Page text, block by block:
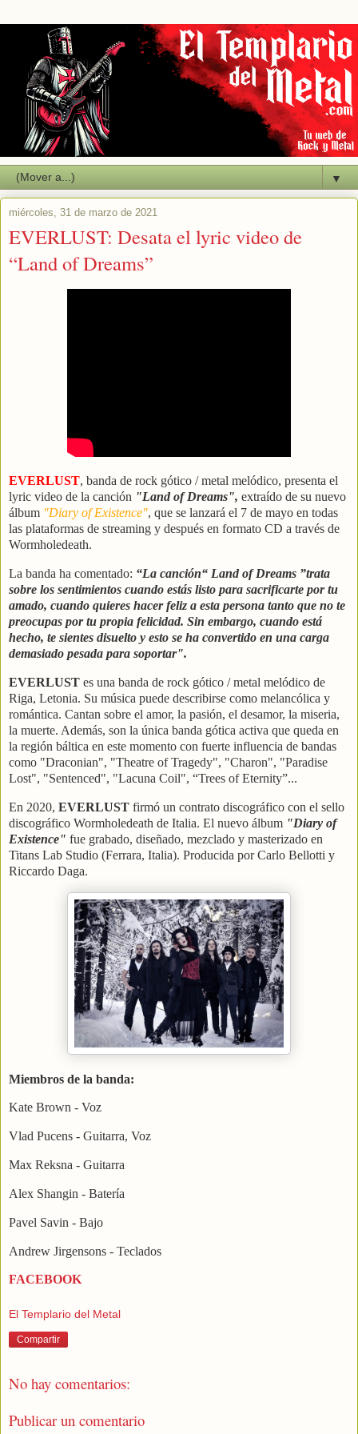
▼
miércoles, 31 de marzo de 2021
EVERLUST: Desata el lyric video de
“Land of Dreams”
EVERLUST, banda de rock gótico / metal melódico, presenta el
lyric video de la canción "Land of Dreams", extraído de su nuevo
álbum "Diary of Existence", que se lanzará el 7 de mayo en todas
las plataformas de streaming y después en formato CD a través de
Wormholedeath.
La banda ha comentado: “La canción“ Land of Dreams ”trata
sobre los sentimientos cuando estás listo para sacrificarte por tu
amado, cuando quieres hacer feliz a esta persona tanto que no te
preocupas por tu propia felicidad. Sin embargo, cuando está
hecho, te sientes disuelto y esto se ha convertido en una carga
demasiado pesada para soportar".
EVERLUST es una banda de rock gótico / metal melódico de
Riga, Letonia. Su música puede describirse como melancólica y
romántica. Cantan sobre el amor, la pasión, el desamor, la miseria,
la muerte. Además, son la única banda gótica activa que queda en
la región báltica en este momento con fuerte influencia de bandas
como "Draconian", "Theatre of Tragedy", "Charon", "Paradise
Lost", "Sentenced", "Lacuna Coil", “Trees of Eternity”...
En 2020, EVERLUST firmó un contrato discográfico con el sello
discográfico Wormholedeath de Italia. El nuevo álbum "Diary of
Existence" fue grabado, diseñado, mezclado y masterizado en
Titans Lab Studio (Ferrara, Italia). Producida por Carlo Bellotti y
Riccardo Daga.
Miembros de la banda:
Kate Brown - Voz
Vlad Pucens - Guitarra, Voz
Max Reksna - Guitarra
Alex Shangin - Batería
Pavel Savin - Bajo
Andrew Jirgensons - Teclados
FACEBOOK
El Templario del Metal
Compartir
No hay comentarios:
Publicar un comentario